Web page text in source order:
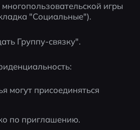
игры
"Социальные").
Группу-связку".
могут присоединяться
по приглашению.